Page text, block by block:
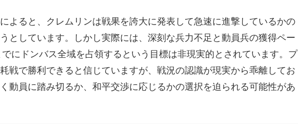
よると、クレムリンは戦果を誇大に発表して急速に進撃しているかの
としています。しかし実際には、深刻な兵力不足と動員兵の獲得ペー
にドンバス全域を占領するという目標は非現実的とされています。プ
戦で勝利できると信じていますが、戦況の認識が現実から乖離してお
動員に踏み切るか、和平交渉に応じるかの選択を迫られる可能性があ